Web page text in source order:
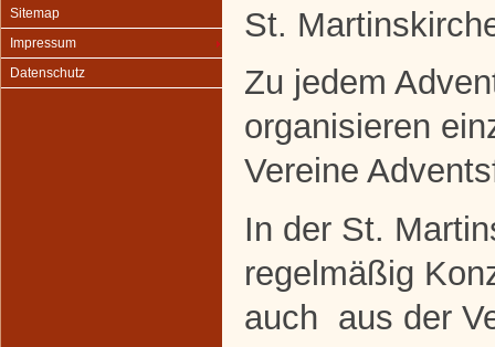
Sitemap
Impressum
Datenschutz
St.
Zu jedem
organisieren
Vereine
In der St.
regelmäßig
auch aus der